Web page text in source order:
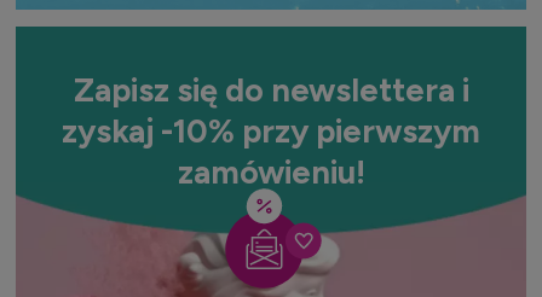
Zapisz się do newslettera i
zyskaj -10% przy pierwszym
zamówieniu!